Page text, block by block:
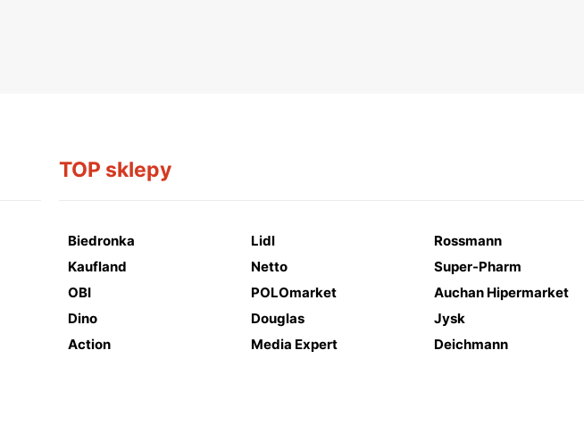
TOP sklepy
Biedronka Lidl Rossmann
Kaufland
Netto Super-Pharm
OBI
POLOmarket Auchan Hipermarket
Dino
Douglas Jysk
Action
Media Expert Deichmann